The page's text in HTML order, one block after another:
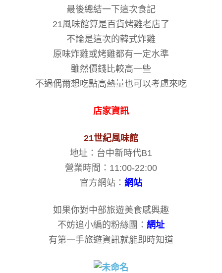
最後總結一下這次食記
21風味館算是百貨烤雞老店了
不論是這次的韓式炸雞
原味炸雞或烤雞都有一定水準
雖然價錢比較高一些
不過偶爾想吃點高熱量也可以考慮來吃
店家資訊
21世紀風味館
地址：台中新時代B1
營業時間：11:00-22:00
官方網站： 網站
如果你對中部旅遊美食感興趣
不妨追小編的粉絲團： 網址
有第一手旅遊資訊就能即時知道